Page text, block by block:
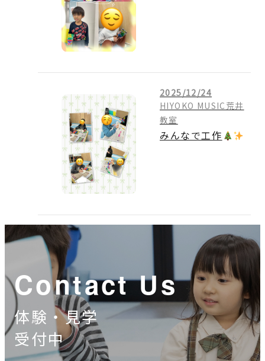
2025/12/24
HIYOKO MUSIC荒井
教室
みんなで工作
Contact Us
体験・見学
受付中